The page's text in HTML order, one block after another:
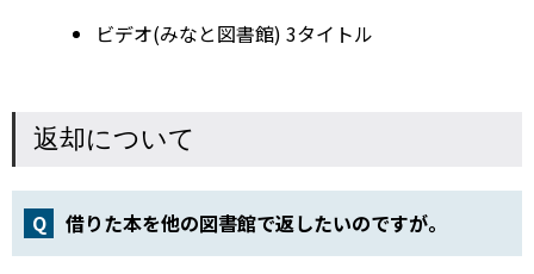
ビデオ(みなと図書館) 3タイトル
返却について
借りた本を他の図書館で返したいのですが。